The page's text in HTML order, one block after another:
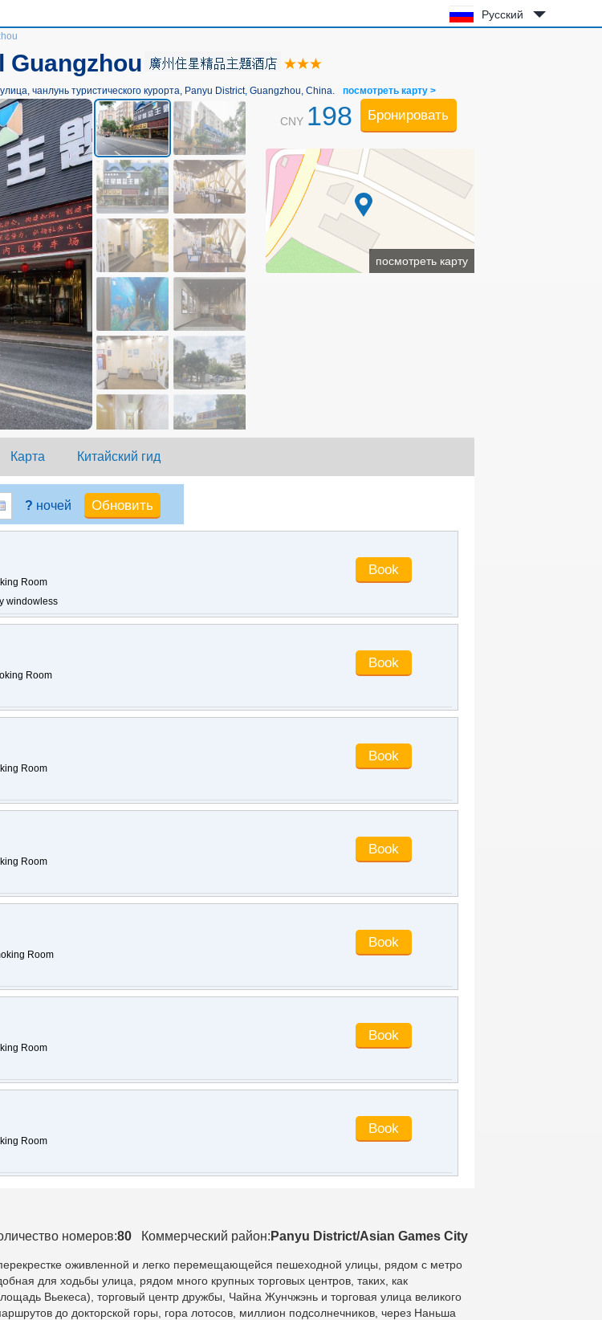
Русский
Guangzhou
чанлунь туристического курорта, Panyu District, Guangzhou, China. посмотреть карту >
CNY 198 Бронировать
посмотреть карту
Карта Китайский гид
? ночей
Room
windowless
Room
Room
Room
Room
Room
Room
номеров:80 Коммерческий район: Panyu District/Asian Games City
оживленной и легко перемещающейся пешеходной улицы, рядом с метро
для ходьбы улица, рядом много крупных торговых центров, таких, как
Вьекеса), торговый центр дружбы, Чайна Жунчжэнь и торговая улица великого
до докторской горы, гора лотосов, миллион подсолнечников, через Наньша